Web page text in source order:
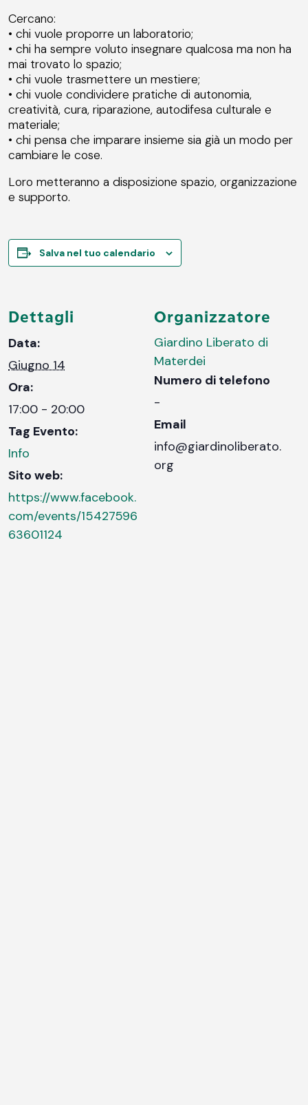
Cercano:
• chi vuole proporre un laboratorio;
• chi ha sempre voluto insegnare qualcosa ma non ha
mai trovato lo spazio;
• chi vuole trasmettere un mestiere;
• chi vuole condividere pratiche di autonomia,
creatività, cura, riparazione, autodifesa culturale e
materiale;
• chi pensa che imparare insieme sia già un modo per
cambiare le cose.
Loro metteranno a disposizione spazio, organizzazione
e supporto.
Salva nel tuo calendario
Dettagli
Data:
Giugno 14
Ora:
17:00 - 20:00
Tag Evento:
Info
Sito web:
https://www.facebook.
com/events/15427596
63601124
Organizzatore
Giardino Liberato di
Materdei
Numero di telefono
-
Email
info@giardinoliberato.
org